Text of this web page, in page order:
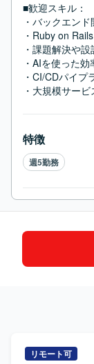
■歓迎スキル：
・バックエンド
・Ruby on
・課題解決や
・AIを使った効
・CI/CDパイプ
・大規模サー
特徴
週5勤務
リモート可